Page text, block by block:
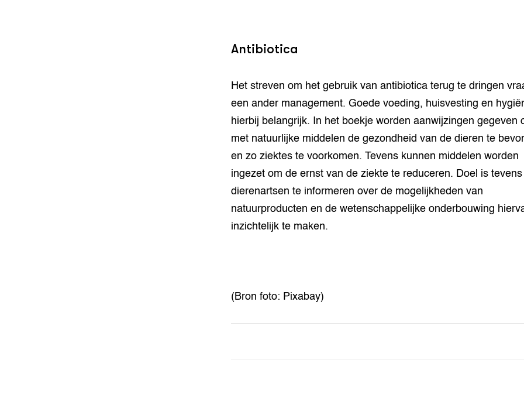
Antibiotica
Het streven om het gebruik van antibiotica terug te dringen
een ander management. Goede voeding, huisvesting en
hierbij belangrijk. In het boekje worden aanwijzingen gegeven
met natuurlijke middelen de gezondheid van de dieren te
en zo ziektes te voorkomen. Tevens kunnen middelen worden
ingezet om de ernst van de ziekte te reduceren. Doel is
dierenartsen te informeren over de mogelijkheden van
natuurproducten en de wetenschappelijke onderbouwing
inzichtelijk te maken.
(Bron foto: Pixabay)